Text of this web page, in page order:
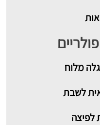
מלוח
לשבת
לפיצה